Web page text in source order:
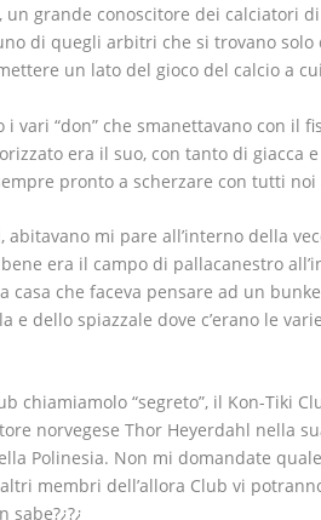
grande conoscitore dei calciatori
di quegli arbitri che si trovano
un lato del gioco del calcio a
i vari “don” che smanettavano con il
era il suo, con tanto di giacca
pronto a scherzare con tutti
mi pare all’interno della
era il campo di pallacanestro
casa che faceva pensare ad un
e dello spiazzale dove c’erano le
chiamiamolo “segreto”, il Kon-Tiki
norvegese Thor Heyerdahl nella
Polinesia. Non mi domandate
membri dell’allora Club vi